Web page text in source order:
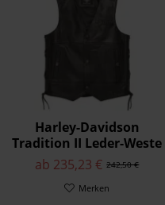
Harley-Davidson
Tradition II Leder-Weste
98024-18VM242,50 €
ab 235,23 €
Merken